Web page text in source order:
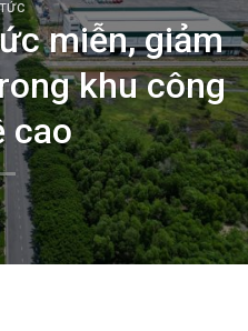
miễn, giảm
khu công
cao